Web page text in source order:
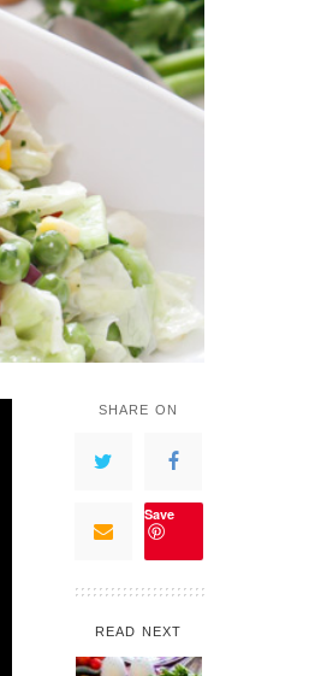
SHARE ON
Save
READ NEXT